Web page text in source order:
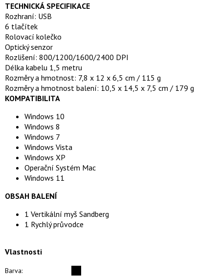
TECHNICKÁ SPECIFIKACE
Rozhraní: USB
6 tlačítek
Rolovací kolečko
Optický senzor
Rozlišení: 800/1200/1600/2400 DPI
Délka kabelu 1,5 metru
Rozměry a hmotnost: 7,8 x 12 x 6,5 cm / 115 g
Rozměry a hmotnost balení: 10,5 x 14,5 x 7,5 cm / 179 g
KOMPATIBILITA
Windows 10
Windows 8
Windows 7
Windows Vista
Windows XP
Operační Systém Mac
Windows 11
OBSAH BALENÍ
1 Vertikální myš Sandberg
1 Rychlý průvodce
Vlastnosti
Barva: